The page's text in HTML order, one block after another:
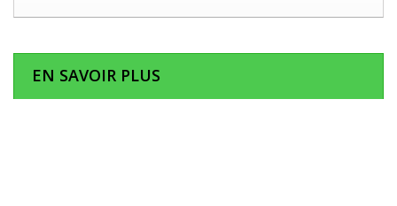
EN SAVOIR PLUS